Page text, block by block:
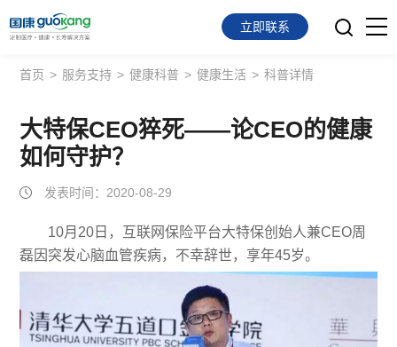
首页
面向会员
面向企业
关于我们
立即联系
首页 > 服务支持 > 健康科普 > 健康生活 > 科普详情
大特保CEO猝死——论CEO的健康
如何守护？
发表时间：2020-08-29
10月20日，互联网保险平台大特保创始人兼CEO周
磊因突发心脑血管疾病，不幸辞世，享年45岁。